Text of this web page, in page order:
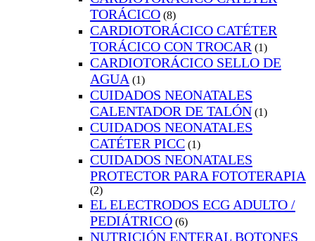
TORÁCICO (8)
CARDIOTORÁCICO CATÉTER
TORÁCICO CON TROCAR (1)
CARDIOTORÁCICO SELLO DE
AGUA (1)
CUIDADOS NEONATALES
CALENTADOR DE TALÓN (1)
CUIDADOS NEONATALES
CATÉTER PICC (1)
CUIDADOS NEONATALES
PROTECTOR PARA FOTOTERAPIA
(2)
EL ELECTRODOS ECG ADULTO /
PEDIÁTRICO (6)
NUTRICIÓN ENTERAL BOTONES